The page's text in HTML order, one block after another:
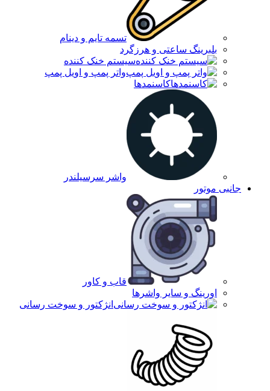
تسمه تایم و دینام
بلبرینگ ساعتی و هرزگرد
سیستم خنک کننده
واتر پمپ و اویل پمپ
کاسنمدها
واشر سرسیلندر
جانبی موتور
قاب و کاور
اورینگ و سایر واشرها
انژکتور و سوخت رسانی